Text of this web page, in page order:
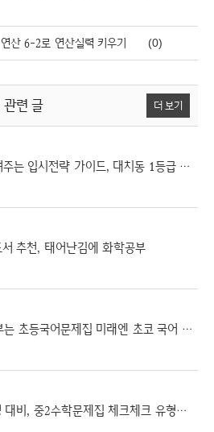
산 6-2로 연산실력 키우기 (0)
관련 글 더 보기
차근차근 알려주는 입시전략 가이드, 대치동 1등급 입시 솔루션
추천, 태어난김에 화학공부
4학년국어공부는 초등국어문제집 미래엔 초코 국어 4-1으로
학교시험 유형 대비, 중2수학문제집 체크체크 유형체크N제 수학 중 2-1로 시작